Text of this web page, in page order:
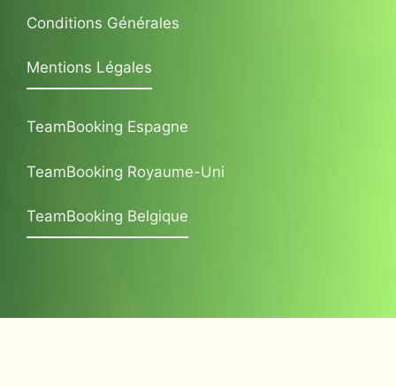
Conditions Générales
Mentions Légales
TeamBooking Espagne
TeamBooking Royaume-Uni
TeamBooking Belgique